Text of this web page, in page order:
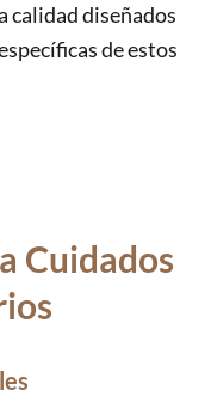
calidad diseñados
de estos
Cuidados